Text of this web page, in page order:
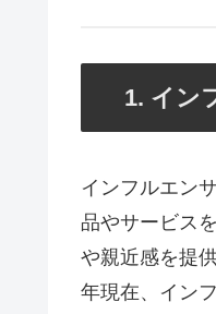
1. イン
インフルエン
品やサービス
や親近感を提
年現在、イン